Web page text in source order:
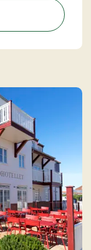
Hotel Aalborg,